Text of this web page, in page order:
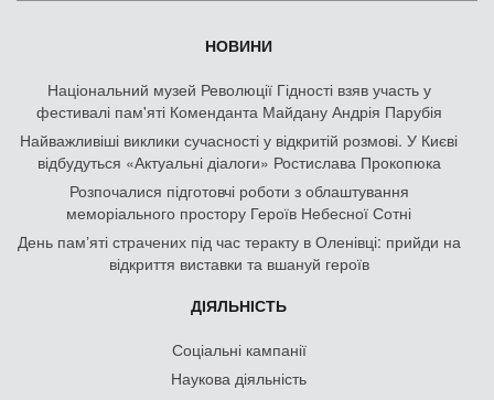
НОВИНИ
Національний музей Революції Гідності взяв участь у
фестивалі пам'яті Коменданта Майдану Андрія Парубія
Найважливіші виклики сучасності у відкритій розмові. У Києві
відбудуться «Актуальні діалоги» Ростислава Прокопюка
Розпочалися підготовчі роботи з облаштування
меморіального простору Героїв Небесної Сотні
День памʼяті страчених під час теракту в Оленівці: прийди на
відкриття виставки та вшануй героїв
ДІЯЛЬНІСТЬ
Соціальні кампанії
Наукова діяльність